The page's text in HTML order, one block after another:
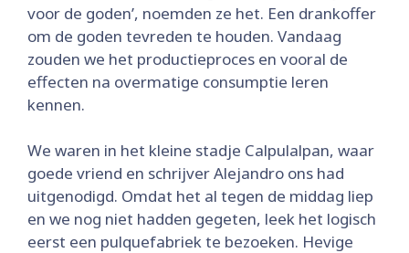
voor de goden’, noemden ze het. Een drankoffer
om de goden tevreden te houden. Vandaag
zouden we het productieproces en vooral de
effecten na overmatige consumptie leren
kennen.
We waren in het kleine stadje Calpulalpan, waar
goede vriend en schrijver Alejandro ons had
uitgenodigd. Omdat het al tegen de middag liep
en we nog niet hadden gegeten, leek het logisch
eerst een pulquefabriek te bezoeken. Hevige